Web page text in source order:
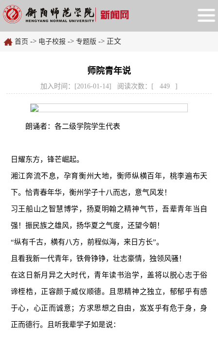
首页 -> 电子校报 -> 专题版 -> 正文
师院青年说
加入时间：[2016-01-14] 阅读次数：[ 449 ]
朗诵者：各二级学院学生代表
日耀东方，锋芒崛起。
湘江奔流不息，孕育衡州大地，衡师纵横百年，桃李遍布天
下。恰青春年华，衡州学子十八而志，意气风发！
习王船山之智慧博学，扬夏明翰之精神气节，吾辈青年当自
强！振民族之雄风，扬华夏之气度，还望今朝！
“纵有千古，横有八方，前程似海，来日方长”。
且看我新一代青年，铁骨铮铮，壮志豪情，独领风骚！
在这日新月异之大时代，青年读书治学，盖将以脱心志于俗
谛桎梏，正容颜于威仪顺德。且思精神之独立，郁郁乎有感
于心，心正而诚意；方求思想之自由，岌岌乎有危于身，身
正而德行。且听我辈学子如是说：